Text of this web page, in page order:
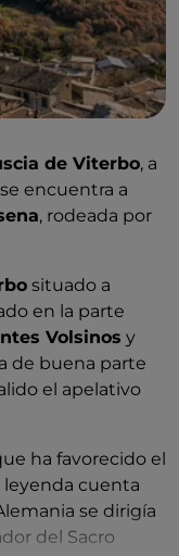
de Viterbo, a
encuentra a
, rodeada por
situado a
en la parte
Volsinos y
de buena parte
el apelativo
ha favorecido el
leyenda cuenta
se dirigía
del Sacro